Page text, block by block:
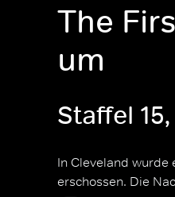
The
um
Staffel
In Cleveland wurde
erschossen. Die